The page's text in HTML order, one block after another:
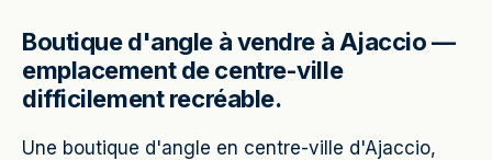
Boutique d'angle à vendre à Ajaccio —
emplacement de centre-ville
difficilement recréable.
Une boutique d'angle en centre-ville d'Ajaccio,